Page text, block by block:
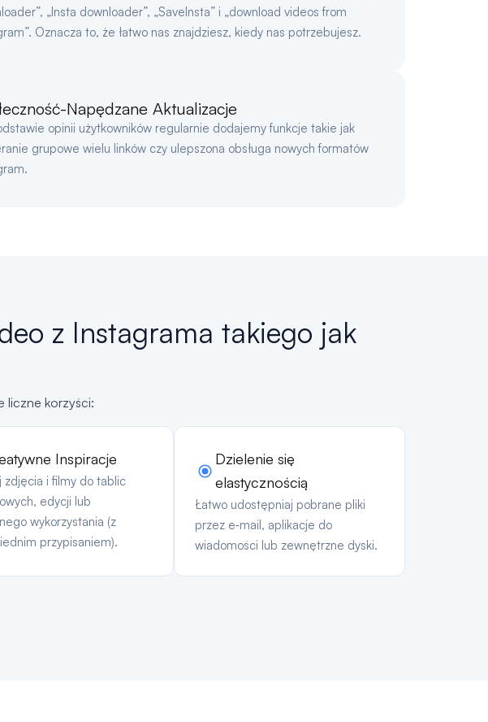
„Insta downloader”, „SaveInsta” i „download videos from
Oznacza to, że łatwo nas znajdziesz, kiedy nas potrzebujesz.
Napędzane Aktualizacje
opinii użytkowników regularnie dodajemy funkcje takie jak
grupowe wielu linków czy ulepszona obsługa nowych formatów
z Instagrama takiego jak
liczne korzyści:
Inspiracje
zdjęcia i filmy do tablic
edycji lub
wykorzystania (z
przypisaniem).
Dzielenie się
elastycznością
Łatwo udostępniaj pobrane pliki
przez e‑mail, aplikacje do
wiadomości lub zewnętrzne dyski.